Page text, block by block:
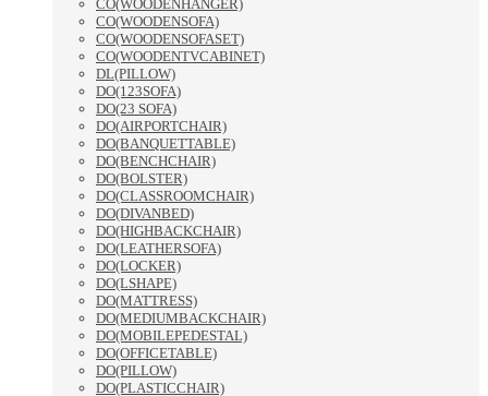
CO(WOODENHANGER)
CO(WOODENSOFA)
CO(WOODENSOFASET)
CO(WOODENTVCABINET)
DL(PILLOW)
DO(123SOFA)
DO(23 SOFA)
DO(AIRPORTCHAIR)
DO(BANQUETTABLE)
DO(BENCHCHAIR)
DO(BOLSTER)
DO(CLASSROOMCHAIR)
DO(DIVANBED)
DO(HIGHBACKCHAIR)
DO(LEATHERSOFA)
DO(LOCKER)
DO(LSHAPE)
DO(MATTRESS)
DO(MEDIUMBACKCHAIR)
DO(MOBILEPEDESTAL)
DO(OFFICETABLE)
DO(PILLOW)
DO(PLASTICCHAIR)